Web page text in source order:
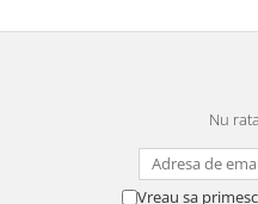
Nu
Vreau sa